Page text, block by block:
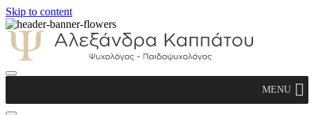
Skip to content
Παιδοψυχολόγος
MENU